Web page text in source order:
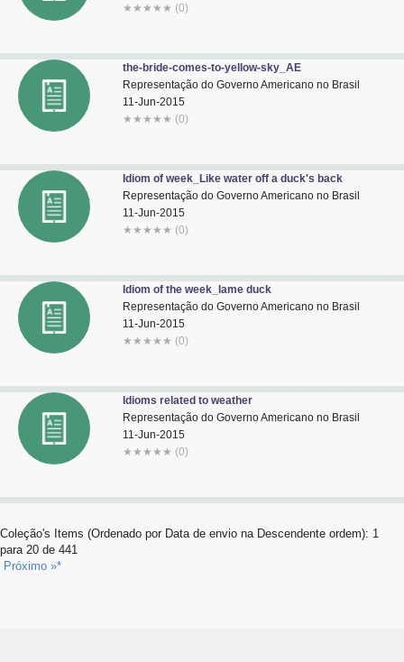
★ ★ ★ ★ ★ (0)
the-bride-comes-to-yellow-sky_AE
Representação do Governo Americano no Brasil
11-Jun-2015
★ ★ ★ ★ ★ (0)
Idiom of week_Like water off a duck's back
Representação do Governo Americano no Brasil
11-Jun-2015
★ ★ ★ ★ ★ (0)
Idiom of the week_lame duck
Representação do Governo Americano no Brasil
11-Jun-2015
★ ★ ★ ★ ★ (0)
Idioms related to weather
Representação do Governo Americano no Brasil
11-Jun-2015
★ ★ ★ ★ ★ (0)
Coleção's Items (Ordenado por Data de envio na Descendente ordem): 1
para 20 de 441
Próximo »*